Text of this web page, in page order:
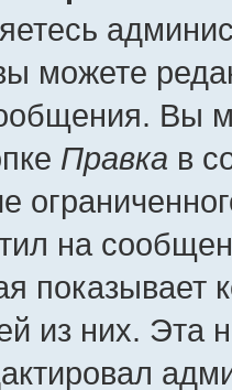
можете
Вы
Правка в
на
показывает
из них. Эта